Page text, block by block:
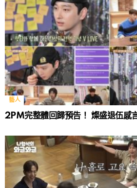
藝人
2PM完整體回歸預告！ 燦盛退伍感